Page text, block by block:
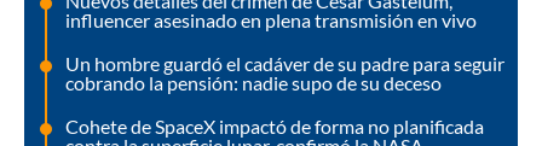
influencer asesinado en plena transmisión en vivo
Un hombre guardó el cadáver de su padre para seguir
cobrando la pensión: nadie supo de su deceso
Cohete de SpaceX impactó de forma no planificada